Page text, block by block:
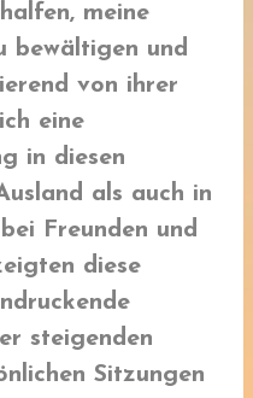
meine
bewältigen und
von ihrer
eine
in diesen
als auch in
Freunden und
diese
steigenden
Sitzungen